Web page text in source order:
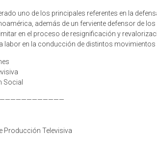
uno de los principales referentes en la
además de un ferviente defensor de
en el proceso de resignificación y
labor en la conducción de distintos
Social
Producción Televisiva